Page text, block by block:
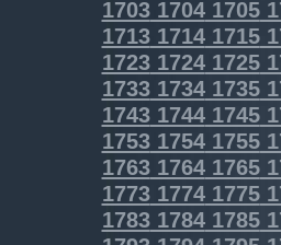
170317041705
171317141715
172317241725
173317341735
174317441745
175317541755
176317641765
177317741775
178317841785